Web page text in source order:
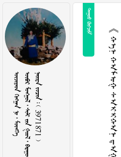
                3971871 
 